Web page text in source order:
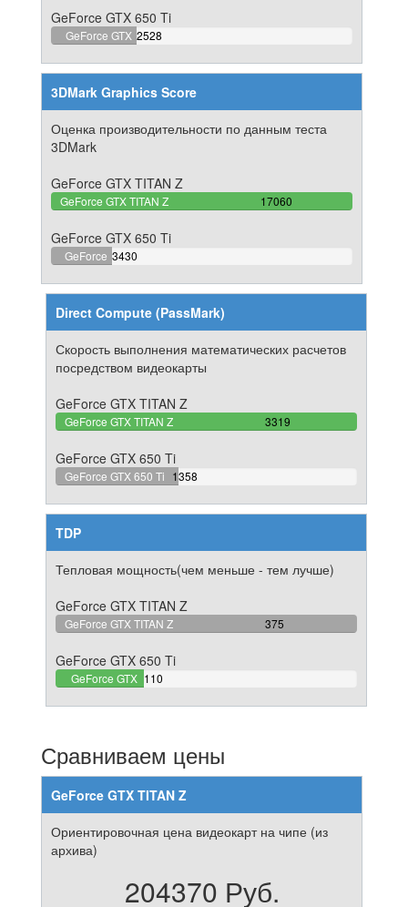
GeForce GTX 650 Ti
GeForce GTX 2528
28.414072159155%
3DMark Graphics Score
Оценка производительности по данным теста
3DMark
GeForce GTX TITAN Z
GeForce GTX TITAN Z 17060
100%
GeForce GTX 650 Ti
GeForce
Ti
3430
20.10550996483%
Direct Compute (PassMark)
Скорость выполнения математических расчетов
посредством видеокарты
GeForce GTX TITAN Z
GeForce GTX TITAN Z 3319
100%
GeForce GTX 650 Ti
GeForce GTX 650 Ti 1358
40.915938535704%
TDP
Тепловая мощность(чем меньше - тем лучше)
GeForce GTX TITAN Z
GeForce GTX TITAN Z 375
100%
GeForce GTX 650 Ti
GeForce GTX 110
29.333333333333%
Сравниваем цены
GeForce GTX TITAN Z
Ориентировочная цена видеокарт на чипе (из
архива)
204370 Руб.